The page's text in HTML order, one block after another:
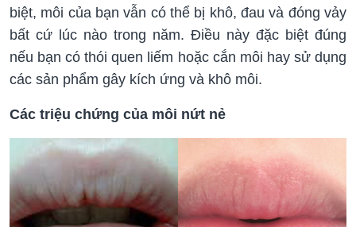
biệt, môi của bạn vẫn có thể bị khô, đau và đóng vảy
bất cứ lúc nào trong năm. Điều này đặc biệt đúng
nếu bạn có thói quen liếm hoặc cắn môi hay sử dụng
các sản phẩm gây kích ứng và khô môi.
Các triệu chứng của môi nứt nẻ